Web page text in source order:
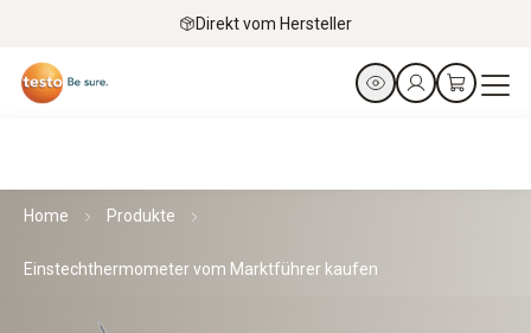
Direkt vom Hersteller
Home Produkte
Einstechthermometer vom Marktführer kaufen